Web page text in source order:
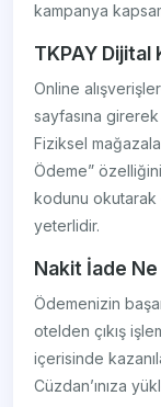
kampanya
TKPAY Dijital
Online
sayfasına
Fiziksel
Ödeme”
kodunu okutarak
yeterlidir.
Nakit İade Ne
Ödemenizin
otelden çıkış
içerisinde
Cüzdan’ınıza